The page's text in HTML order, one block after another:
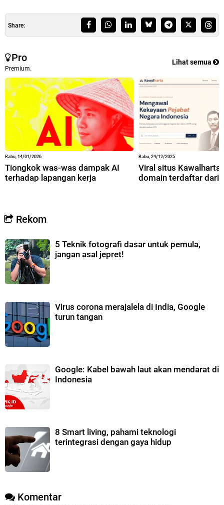
Share:
Pro
Premium.
Lihat semua
Rabu, 14/01/2026
Tiongkok was-was dampak AI
terhadap lapangan kerja
Rabu, 24/12/2025
Viral situs
domain terdaftar dari
Rekom
5 Teknik fotografi dasar untuk pemula,
jangan asal jepret!
Virus corona merajalela di India, Google
turun tangan
Google: Kabel bawah laut akan mendarat di
Indonesia
8 Smart living, pahami teknologi
terintegrasi dengan gaya hidup
Komentar